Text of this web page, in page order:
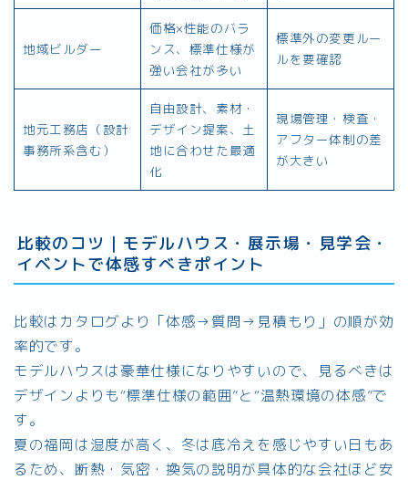
地域ビルダー
価格×性能のバラ
ンス、標準仕様が
強い会社が多い
標準外の変更ルー
ルを要確認
地元工務店（設計
事務所系含む）
自由設計、素材・
デザイン提案、土
地に合わせた最適
化
現場管理・検査・
アフター体制の差
が大きい
比較のコツ｜モデルハウス・展示場・見学会・
イベントで体感すべきポイント
比較はカタログより「体感→質問→見積もり」の順が効
率的です。
モデルハウスは豪華仕様になりやすいので、見るべきは
デザインよりも“標準仕様の範囲”と“温熱環境の体感”で
す。
夏の福岡は湿度が高く、冬は底冷えを感じやすい日もあ
るため、断熱・気密・換気の説明が具体的な会社ほど安